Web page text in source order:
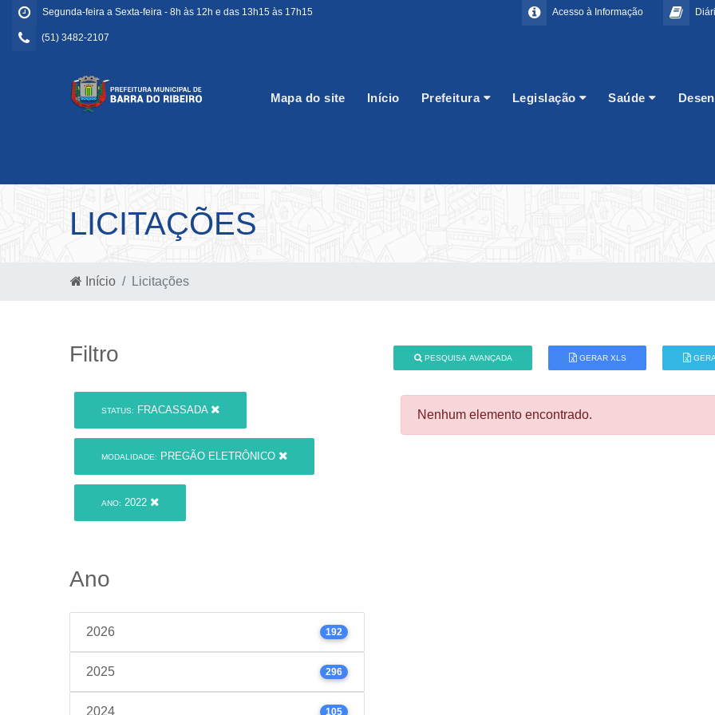
Segunda-feira a Sexta-feira - 8h às 12h e das 13h15 às 17h15
(51) 3482-2107
Acesso à Informação
Mapa do site Início Prefeitura Legislação Saúde
LICITAÇÕES
Início Licitações
Filtro
STATUS: FRACASSADA
MODALIDADE: PREGÃO ELETRÔNICO
ANO: 2022
Ano
2026 192
2025 296
2024 105
PESQUISA AVANÇADA GERAR XLS
Nenhum elemento encontrado.